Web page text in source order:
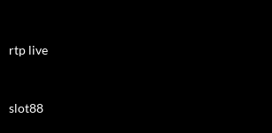
rtp live
slot88